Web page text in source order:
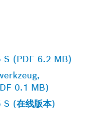
S (PDF 6.2 MB)
0.1 MB)
S (在线版本)